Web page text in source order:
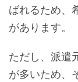
ばれるため、
があります。
ただし、派遣
が多いため、